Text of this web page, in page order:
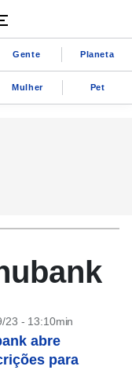
Gente Planeta
Mulher Pet
23 - 13:10min
abre
para